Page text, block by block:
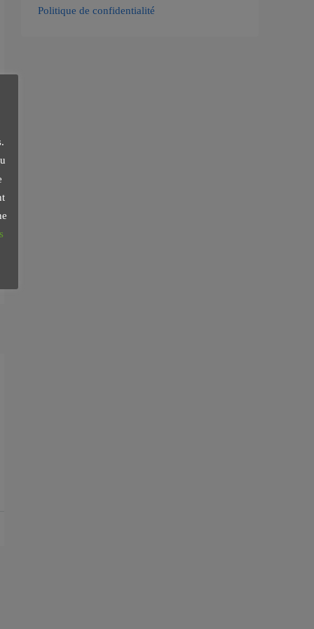
Politique de confidentialité